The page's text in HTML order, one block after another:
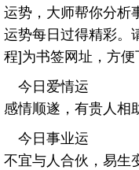
运势，大师帮你分析
运势每日过得精彩。
程]为书签网址，方便
今日爱情运
感情顺遂，有贵人相
今日事业运
不宜与人合伙，易生